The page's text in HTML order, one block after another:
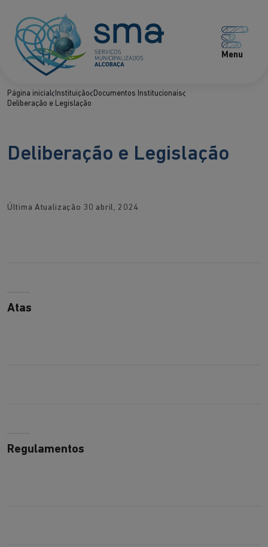
Menu
Página inicial Instituição
Documentos Institucionais
Deliberação e Legislação
Deliberação e Legislação
Última Atualização 30 abril, 2024
Atas
Regulamentos